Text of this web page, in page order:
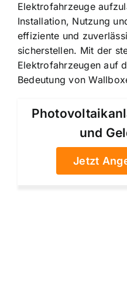
Elektrofahrzeuge
Installation, Nutzung
effiziente und
sicherstellen. Mit der
Elektrofahrzeugen auf
Bedeutung von
und
Jetzt